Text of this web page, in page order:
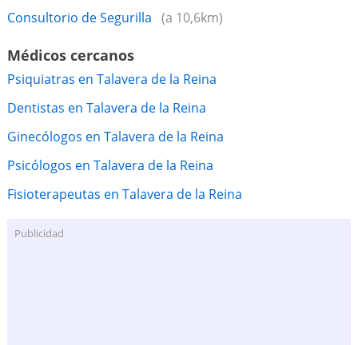
Consultorio de Segurilla (a 10,6km)
Médicos cercanos
Psiquiatras en Talavera de la Reina
Dentistas en Talavera de la Reina
Ginecólogos en Talavera de la Reina
Psicólogos en Talavera de la Reina
Fisioterapeutas en Talavera de la Reina
Publicidad